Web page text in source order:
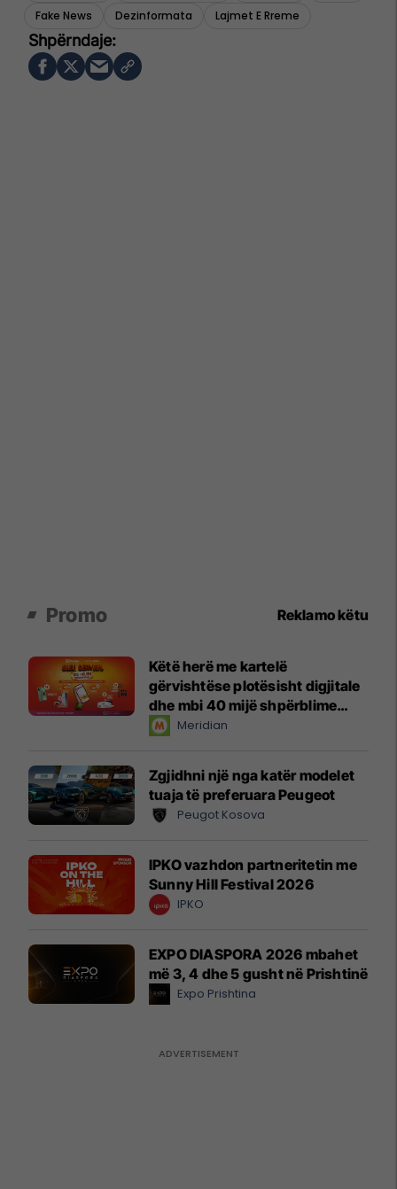
Fake News Dezinformata Lajmet E Rreme
Promo Reklamo këtu
Këtë herë me kartelë
gërvishtëse plotësisht digjitale
dhe mbi 40 mijë shpërblime
instant!Meridian
Zgjidhni një nga katër modelet
tuaja të preferuara Peugeot
Peugot Kosova
IPKO vazhdon partneritetin me
Sunny Hill Festival 2026
IPKO
EXPO DIASPORA 2026 mbahet
më 3, 4 dhe 5 gusht në Prishtinë
Expo Prishtina